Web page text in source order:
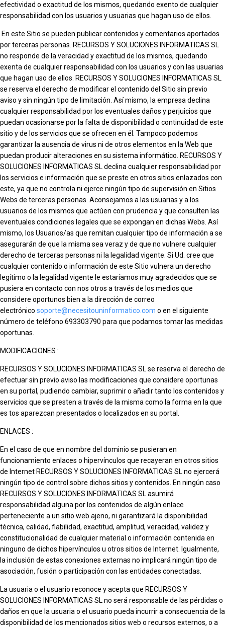
efectividad o exactitud de los mismos, quedando exento de cualquier
responsabilidad con los usuarios y usuarias que hagan uso de ellos.
En este Sitio se pueden publicar contenidos y comentarios aportados
por terceras personas. RECURSOS Y SOLUCIONES INFORMATICAS SL
no responde de la veracidad y exactitud de los mismos, quedando
exenta de cualquier responsabilidad con los usuarios y con las usuarias
que hagan uso de ellos. RECURSOS Y SOLUCIONES INFORMATICAS SL
se reserva el derecho de modificar el contenido del Sitio sin previo
aviso y sin ningún tipo de limitación. Así mismo, la empresa declina
cualquier responsabilidad por los eventuales daños y perjuicios que
puedan ocasionarse por la falta de disponibilidad o continuidad de este
sitio y de los servicios que se ofrecen en él. Tampoco podemos
garantizar la ausencia de virus ni de otros elementos en la Web que
puedan producir alteraciones en su sistema informático. RECURSOS Y
SOLUCIONES INFORMATICAS SL declina cualquier responsabilidad por
los servicios e información que se preste en otros sitios enlazados con
este, ya que no controla ni ejerce ningún tipo de supervisión en Sitios
Webs de terceras personas. Aconsejamos a las usuarias y a los
usuarios de los mismos que actúen con prudencia y que consulten las
eventuales condiciones legales que se expongan en dichas Webs. Así
mismo, los Usuarios/as que remitan cualquier tipo de información a se
asegurarán de que la misma sea veraz y de que no vulnere cualquier
derecho de terceras personas ni la legalidad vigente. Si Ud. cree que
cualquier contenido o información de este Sitio vulnera un derecho
legítimo o la legalidad vigente le estaríamos muy agradecidos que se
pusiera en contacto con nos otros a través de los medios que
considere oportunos bien a la dirección de correo
electrónico soporte@necesitouninformatico.com o en el siguiente
número de teléfono 693303790 para que podamos tomar las medidas
oportunas.
MODIFICACIONES :
RECURSOS Y SOLUCIONES INFORMATICAS SL se reserva el derecho de
efectuar sin previo aviso las modificaciones que considere oportunas
en su portal, pudiendo cambiar, suprimir o añadir tanto los contenidos y
servicios que se presten a través de la misma como la forma en la que
es tos aparezcan presentados o localizados en su portal.
ENLACES :
En el caso de que en nombre del dominio se pusieran en
funcionamiento enlaces o hipervínculos que recayeran en otros sitios
de Internet RECURSOS Y SOLUCIONES INFORMATICAS SL no ejercerá
ningún tipo de control sobre dichos sitios y contenidos. En ningún caso
RECURSOS Y SOLUCIONES INFORMATICAS SL asumirá
responsabilidad alguna por los contenidos de algún enlace
perteneciente a un sitio web ajeno, ni garantizará la disponibilidad
técnica, calidad, fiabilidad, exactitud, amplitud, veracidad, validez y
constitucionalidad de cualquier material o información contenida en
ninguno de dichos hipervínculos u otros sitios de Internet. Igualmente,
la inclusión de estas conexiones externas no implicará ningún tipo de
asociación, fusión o participación con las entidades conectadas.
La usuaria o el usuario reconoce y acepta que RECURSOS Y
SOLUCIONES INFORMATICAS SL no será responsable de las pérdidas o
daños en que la usuaria o el usuario pueda incurrir a consecuencia de la
disponibilidad de los mencionados sitios web o recursos externos, o a